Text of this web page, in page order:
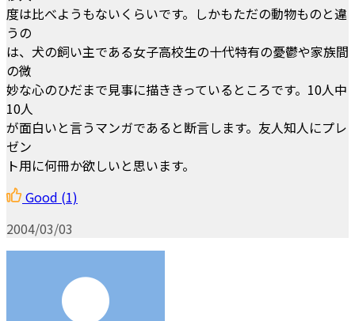
度は比べようもないくらいです。しかもただの動物ものと違
うの
は、犬の飼い主である女子高校生の十代特有の憂鬱や家族間
の微
妙な心のひだまで見事に描ききっているところです。10人中
10人
が面白いと言うマンガであると断言します。友人知人にプレ
ゼン
ト用に何冊か欲しいと思います。
Good (1)
2004/03/03